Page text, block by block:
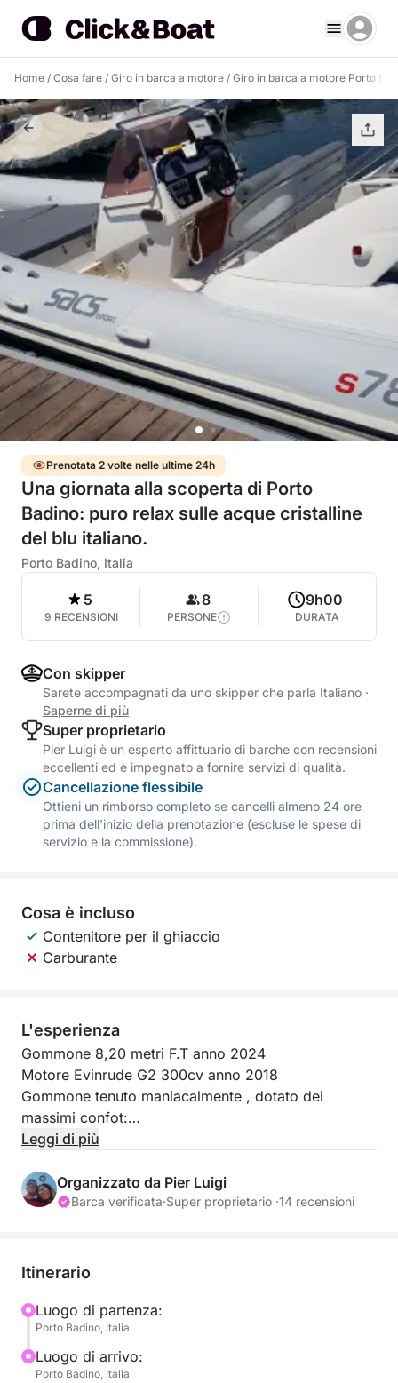
Home / Cosa fare / Giro in barca a motore / Giro in barca a motore Porto
Prenotata 2 volte nelle ultime 24h
Una giornata alla scoperta di Porto
Badino: puro relax sulle acque cristalline
del blu italiano.
Porto Badino, Italia
5
9 RECENSIONI
8
PERSONE
9h00
DURATA
Con skipper
Sarete accompagnati da uno skipper che parla Italiano ·
Saperne di più
Super proprietario
Pier Luigi è un esperto affittuario di barche con recensioni
eccellenti ed è impegnato a fornire servizi di qualità.
Cancellazione flessibile
Ottieni un rimborso completo se cancelli almeno 24 ore
prima dell'inizio della prenotazione (escluse le spese di
servizio e la commissione).
Cosa è incluso
Contenitore per il ghiaccio
Carburante
L'esperienza
Gommone 8,20 metri F.T anno 2024
Motore Evinrude G2 300cv anno 2018
Gommone tenuto maniacalmente , dotato dei
massimi confot:
doccetta,
tendalino,
n 2 prese usb ricarica telefono,
velocità di crociera 20-23 noti velocità max 40 nodi.
sistema di navigazione simrad,
salpa ancora elettrico,
TOTALMENTE IN REGOLA CON LE VIGENTI REGOLE
MARITTIME
Leggi di più
Organizzato da Pier Luigi
Barca verificata·Super proprietario ·14 recensioni
Itinerario
Luogo di partenza:
Porto Badino, Italia
Luogo di arrivo:
Porto Badino, Italia